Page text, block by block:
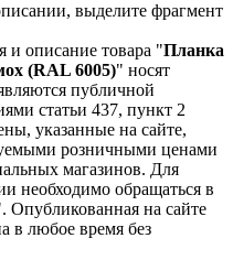
выделите фрагмент
и описание товара "Планка
(RAL 6005)" носят
публичной
статьи 437, пункт 2
указанные на сайте,
розничными ценами
магазинов. Для
необходимо обращаться в
Опубликованная на сайте
в любое время без